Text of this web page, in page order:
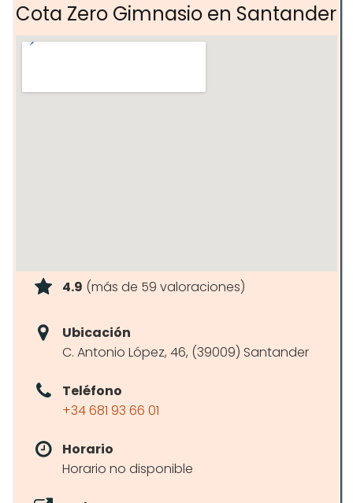
Cota Zero Gimnasio en Santander
4.9 (más de 59 valoraciones)
Ubicación
C. Antonio López, 46, (39009) Santander
Teléfono
+34 681 93 66 01
Horario
Horario no disponible